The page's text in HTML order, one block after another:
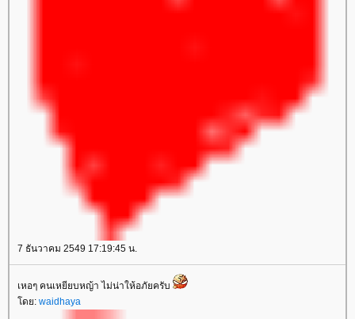
7 ธันวาคม 2549 17:19:45 น.
เหอๆ คนเหยียบหญ้า ไม่น่าให้อภัยครับ
ดย: waidhaya